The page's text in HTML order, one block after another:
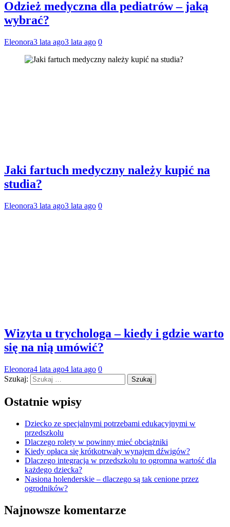
Odzież medyczna dla pediatrów – jaką
wybrać?
Eleonora3 lata ago3 lata ago 0
Jaki fartuch medyczny należy kupić na
studia?
Eleonora3 lata ago3 lata ago 0
Wizyta u trychologa – kiedy i gdzie warto
się na nią umówić?
Eleonora4 lata ago4 lata ago 0
Szukaj:
Ostatnie wpisy
Dziecko ze specjalnymi potrzebami edukacyjnymi w
przedszkolu
Dlaczego rolety w powinny mieć obciążniki
Kiedy opłaca się krótkotrwały wynajem dźwigów?
Dlaczego integracja w przedszkolu to ogromna wartość dla
każdego dziecka?
Nasiona holenderskie – dlaczego są tak cenione przez
ogrodników?
Najnowsze komentarze